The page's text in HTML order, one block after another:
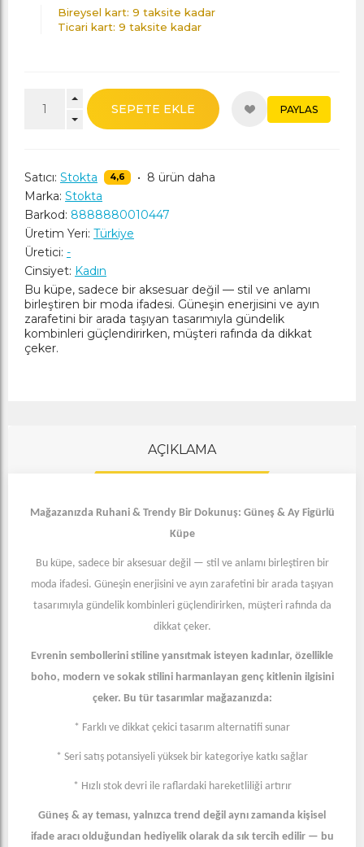
Bireysel kart: 9 taksite kadar
Ticari kart: 9 taksite kadar
SEPETE EKLE PAYLAS
Satıcı: Stokta 4,6 • 8 ürün daha
Marka: Stokta
Barkod: 8888880010447
Üretim Yeri: Türkiye
Üretici: -
Cinsiyet: Kadın
Bu küpe, sadece bir aksesuar değil — stil ve anlamı
birleştiren bir moda ifadesi. Güneşin enerjisini ve ayın
zarafetini bir arada taşıyan tasarımıyla gündelik
kombinleri güçlendirirken, müşteri rafında da dikkat
çeker.
AÇIKLAMA
Mağazanızda Ruhani & Trendy Bir Dokunuş: Güneş & Ay Figürlü
Küpe
Bu küpe, sadece bir aksesuar değil — stil ve anlamı birleştiren bir
moda ifadesi. Güneşin enerjisini ve ayın zarafetini bir arada taşıyan
tasarımıyla gündelik kombinleri güçlendirirken, müşteri rafında da
dikkat çeker.
Evrenin sembollerini stiline yansıtmak isteyen kadınlar, özellikle
boho, modern ve sokak stilini harmanlayan genç kitlenin ilgisini
çeker. Bu tür tasarımlar mağazanızda:
* Farklı ve dikkat çekici tasarım alternatifi sunar
* Seri satış potansiyeli yüksek bir kategoriye katkı sağlar
* Hızlı stok devri ile raflardaki hareketliliği artırır
Güneş & ay teması, yalnızca trend değil aynı zamanda kişisel
ifade aracı olduğundan hediyelik olarak da sık tercih edilir — bu